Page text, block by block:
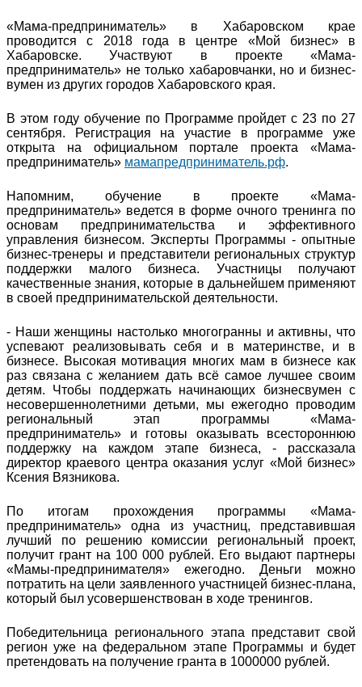
«Мама-предприниматель» в Хабаровском крае
проводится с 2018 года в центре «Мой бизнес» в
Хабаровске. Участвуют в проекте «Мама-
предприниматель» не только хабаровчанки, но и бизнес-
вумен из других городов Хабаровского края.
В этом году обучение по Программе пройдет с 23 по 27
сентября. Регистрация на участие в программе уже
открыта на официальном портале проекта «Мама-
предприниматель» мамапредприниматель.рф.
Напомним, обучение в проекте «Мама-
предприниматель» ведется в форме очного тренинга по
основам предпринимательства и эффективного
управления бизнесом. Эксперты Программы - опытные
бизнес-тренеры и представители региональных структур
поддержки малого бизнеса. Участницы получают
качественные знания, которые в дальнейшем применяют
в своей предпринимательской деятельности.
- Наши женщины настолько многогранны и активны, что
успевают реализовывать себя и в материнстве, и в
бизнесе. Высокая мотивация многих мам в бизнесе как
раз связана с желанием дать всё самое лучшее своим
детям. Чтобы поддержать начинающих бизнесвумен с
несовершеннолетними детьми, мы ежегодно проводим
региональный этап программы «Мама-
предприниматель» и готовы оказывать всестороннюю
поддержку на каждом этапе бизнеса, - рассказала
директор краевого центра оказания услуг «Мой бизнес»
Ксения Вязникова.
По итогам прохождения программы «Мама-
предприниматель» одна из участниц, представившая
лучший по решению комиссии региональный проект,
получит грант на 100 000 рублей. Его выдают партнеры
«Мамы-предпринимателя» ежегодно. Деньги можно
потратить на цели заявленного участницей бизнес-плана,
который был усовершенствован в ходе тренингов.
Победительница регионального этапа представит свой
регион уже на федеральном этапе Программы и будет
претендовать на получение гранта в 1000000 рублей.